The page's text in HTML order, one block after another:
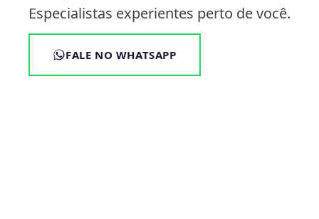
Especialistas experientes perto de você.
FALE NO WHATSAPP